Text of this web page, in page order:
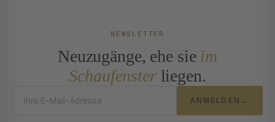
NEWSLETTER
Neuzugänge, ehe sie im
Schaufensterliegen.
ANMELDEN →